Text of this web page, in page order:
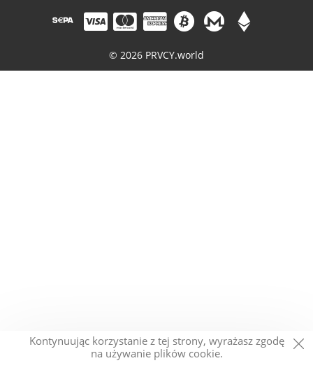
© 2026 PRVCY.world
Kontynuując korzystanie z tej strony, wyrażasz zgodę
na używanie plików cookie.